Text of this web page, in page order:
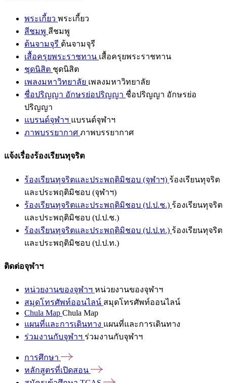
พระเกี้ยว พระเกี้ยว
สีชมพู สีชมพู
ต้นจามจุรี ต้นจามจุรี
เสื้อครุยพระราชทาน เสื้อครุยพระราชทาน
ชุดนิสิต ชุดนิสิต
เพลงมหาวิทยาลัย เพลงมหาวิทยาลัย
ชื่อปริญญา อักษรย่อปริญญา ชื่อปริญญา อักษรย่อ
ปริญญา
แบรนด์จุฬาฯ แบรนด์จุฬาฯ
ภาพบรรยากาศ ภาพบรรยากาศ
แจ้งเรื่องร้องเรียนทุจริต
ร้องเรียนทุจริตและประพฤติมิชอบ (จุฬาฯ) ร้องเรียนทุจริต
และประพฤติมิชอบ (จุฬาฯ)
ร้องเรียนทุจริตและประพฤติมิชอบ (ป.ป.ช.) ร้องเรียนทุจริต
และประพฤติมิชอบ (ป.ป.ช.)
ร้องเรียนทุจริตและประพฤติมิชอบ (ป.ป.ท.) ร้องเรียนทุจริต
และประพฤติมิชอบ (ป.ป.ท.)
ติดต่อจุฬาฯ
หน่วยงานของจุฬาฯ หน่วยงานของจุฬาฯ
สมุดโทรศัพท์ออนไลน์ สมุดโทรศัพท์ออนไลน์
Chula Map Chula Map
แผนที่และการเดินทาง แผนที่และการเดินทาง
ร่วมงานกับจุฬาฯ ร่วมงานกับจุฬาฯ
การศึกษา
หลักสูตรที่เปิดสอน